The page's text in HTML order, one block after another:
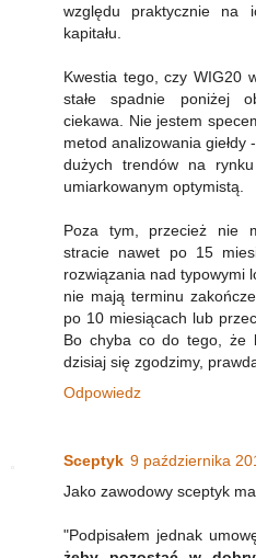
względu praktycznie na
kapitału.
Kwestia tego, czy WIG20
stałe spadnie poniżej
ciekawa. Nie jestem
metod analizowania
dużych trendów na
umiarkowanym optymistą.
Poza tym, przecież nie
stracie nawet po 15
rozwiązania nad typowymi
nie mają terminu
po 10 miesiącach lub
Bo chyba co do tego, że
dzisiaj się zgodzimy,
Odpowiedz
Sceptyk 9 października
Jako zawodowy sceptyk
"Podpisałem jednak